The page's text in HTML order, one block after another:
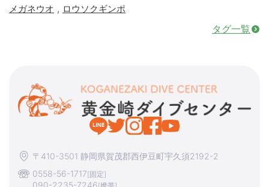
メガネウオ , ロウソクギンポ
タグ一覧
〒410-3501 静岡県賀茂郡西伊豆町宇久須2192-2
0558-56-1717[固定]